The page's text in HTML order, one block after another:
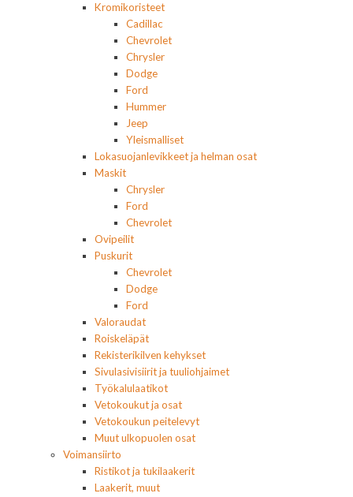
Kromikoristeet
Cadillac
Chevrolet
Chrysler
Dodge
Ford
Hummer
Jeep
Yleismalliset
Lokasuojanlevikkeet ja helman osat
Maskit
Chrysler
Ford
Chevrolet
Ovipeilit
Puskurit
Chevrolet
Dodge
Ford
Valoraudat
Roiskeläpät
Rekisterikilven kehykset
Sivulasivisiirit ja tuuliohjaimet
Työkalulaatikot
Vetokoukut ja osat
Vetokoukun peitelevyt
Muut ulkopuolen osat
Voimansiirto
Ristikot ja tukilaakerit
Laakerit, muut